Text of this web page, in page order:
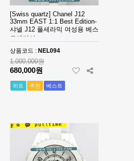
[Swiss quartz] Chanel J12
33mm EAST 1:1 Best Edition-
샤넬 J12 풀세라믹 여성용 베스
트에디션
상품코드 : NEL094
1,000,000원
680,000원
히트 추천 베스트